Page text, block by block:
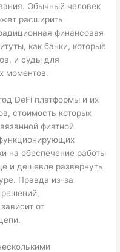
Обычный человек
расширить
финансовая
как банки, которые
и суды для
моментов.
DeFi платформы и их
стоимость которых
фиатной
на обеспечение работы
и дешевле развернуть
Правда из-за
решений,
от